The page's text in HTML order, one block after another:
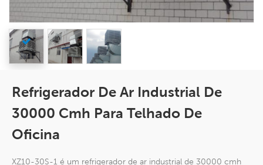
Refrigerador De Ar Industrial De
30000 Cmh Para Telhado De
Oficina
XZ10-30S-1 é um refrigerador de ar industrial de 30000 cmh